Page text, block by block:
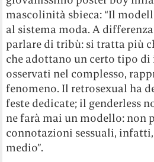
mascolinità sbieca: “Il
al sistema moda. A
parlare di tribù: si tratta più
che adottano un certo tipo di
osservati nel complesso,
fenomeno. Il retrosexual ha
feste dedicate; il genderless
ne farà mai un modello: non
connotazioni sessuali, infatti,
medio”.